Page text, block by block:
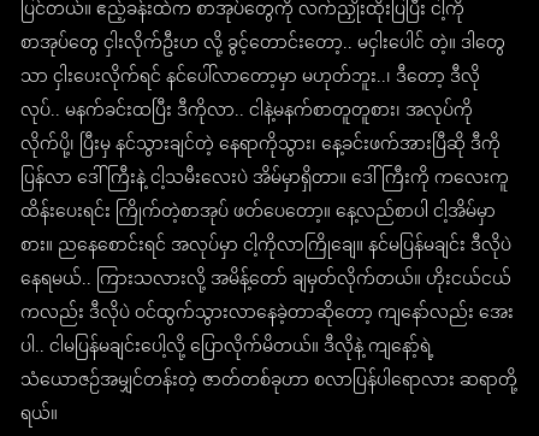
ပြင်တယ်။ ဧည့်ခန်းထဲက စာအုပ်တွေကို လက်ညှိုးထိုးပြပြီး ငါ့ကို
စာအုပ်တွေ ငှါးလိုက်ဦးဟ လို့ ခွင့်တောင်းတော့.. မငှါးပေါင် တဲ့။ ဒါတွေ
သာ ငှါးပေးလိုက်ရင် နင်ပေါ်လာတော့မှာ မဟုတ်ဘူး..၊ ဒီတော့ ဒီလို
လုပ်.. မနက်ခင်းထပြီး ဒီကိုလာ.. ငါနဲ့မနက်စာတူတူစား၊ အလုပ်ကို
လိုက်ပို့၊ ပြီးမှ နင်သွားချင်တဲ့ နေရာကိုသွား၊ နေ့ခင်းဖက်အားပြီဆို ဒီကို
ပြန်လာ ဒေါ်ကြီးနဲ့ ငါ့သမီးလေးပဲ အိမ်မှာရှိတာ။ ဒေါ်ကြီးကို ကလေးကူ
ထိန်းပေးရင်း ကြိုက်တဲ့စာအုပ် ဖတ်ပေတော့။ နေ့လည်စာပါ ငါ့အိမ်မှာ
စား။ ညနေစောင်းရင် အလုပ်မှာ ငါ့ကိုလာကြိုချေ။ နင်မပြန်မချင်း ဒီလိုပဲ
နေရမယ်.. ကြားသလားလို့ အမိန့်တော် ချမှတ်လိုက်တယ်။ ဟိုးငယ်ငယ်
ကလည်း ဒီလိုပဲ ဝင်ထွက်သွားလာနေခဲ့တာဆိုတော့ ကျနော်လည်း အေး
ပါ.. ငါမပြန်မချင်းပေါ့လို့ ပြောလိုက်မိတယ်။ ဒီလိုနဲ့ ကျနော့်ရဲ့
သံယောဇဉ်အမျှင်တန်းတဲ့ ဇာတ်တစ်ခုဟာ စလာပြန်ပါရောလား ဆရာတို့
ရယ်။